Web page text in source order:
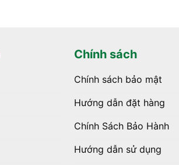
Chính sách
Chính sách bảo mật
Hướng dẫn đặt hàng
Chính Sách Bảo Hành
Hướng dẫn sử dụng